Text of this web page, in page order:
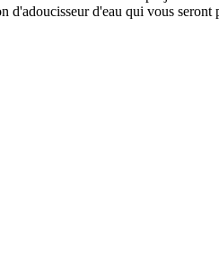
d'adoucisseur d'eau qui vous seront